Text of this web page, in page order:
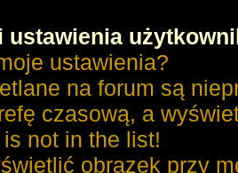
ustawienia
ustawienia?
na forum są
czasową, a
not in the list!
obrazek przy